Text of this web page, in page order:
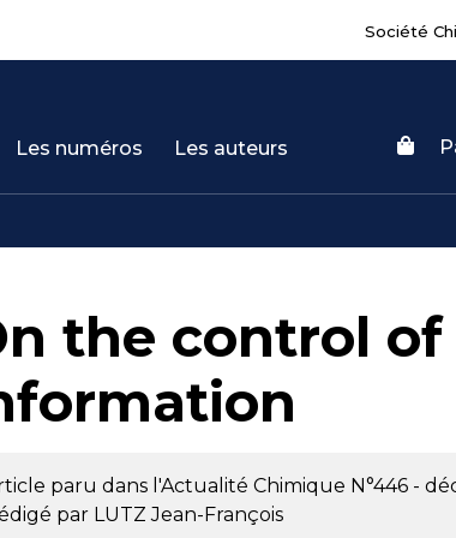
Société
Les numéros Les auteurs
the control
paru dans l'Actualité Chimique N°446 -
par LUTZ Jean-François